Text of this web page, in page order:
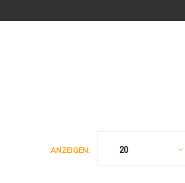
ANZEIGEN: 20